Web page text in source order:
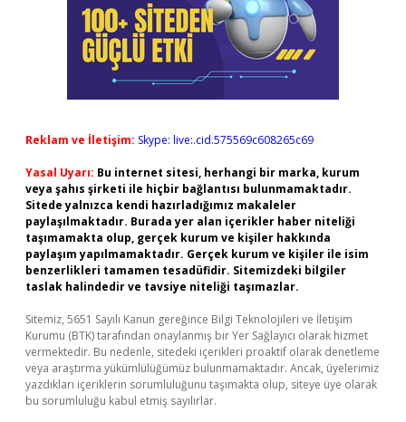
Reklam ve İletişim: Skype: live:.cid.575569c608265c69
Yasal Uyarı: Bu internet sitesi, herhangi bir marka, kurum
veya şahıs şirketi ile hiçbir bağlantısı bulunmamaktadır.
Sitede yalnızca kendi hazırladığımız makaleler
paylaşılmaktadır. Burada yer alan içerikler haber niteliği
taşımamakta olup, gerçek kurum ve kişiler hakkında
paylaşım yapılmamaktadır. Gerçek kurum ve kişiler ile isim
benzerlikleri tamamen tesadüfidir. Sitemizdeki bilgiler
taslak halindedir ve tavsiye niteliği taşımazlar.
Sitemiz, 5651 Sayılı Kanun gereğince Bilgi Teknolojileri ve İletişim
Kurumu (BTK) tarafından onaylanmış bir Yer Sağlayıcı olarak hizmet
vermektedir. Bu nedenle, sitedeki içerikleri proaktif olarak denetleme
veya araştırma yükümlülüğümüz bulunmamaktadır. Ancak, üyelerimiz
yazdıkları içeriklerin sorumluluğunu taşımakta olup, siteye üye olarak
bu sorumluluğu kabul etmiş sayılırlar.